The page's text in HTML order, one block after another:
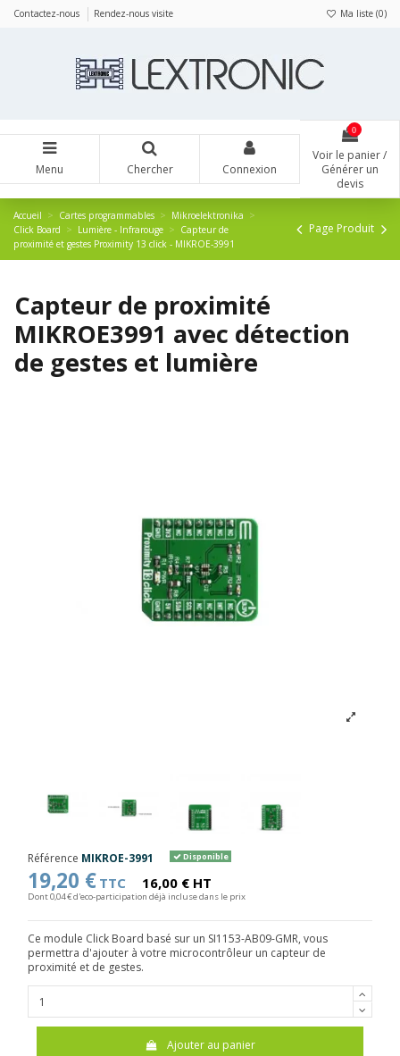
Contactez-nous Rendez-nous visite Ma liste (0)
Menu Chercher Connexion
0
Voir le panier /
Générer un
devis
Accueil Cartes programmables
Mikroelektronika
Click Board
Lumière - Infrarouge
Capteur de
proximité et gestes Proximity 13 click - MIKROE-3991
Page Produit
Capteur de proximité
MIKROE3991 avec détection
de gestes et lumière
Référence MIKROE-3991 Disponible
19,20 € TTC 16,00 € HT
Dont 0,04 € d'eco-participation déjà incluse dans le prix
Ce module Click Board basé sur un SI1153-AB09-GMR, vous
permettra d'ajouter à votre microcontrôleur un capteur de
proximité et de gestes.
Ajouter au panier
Panneau de gestion des cookies